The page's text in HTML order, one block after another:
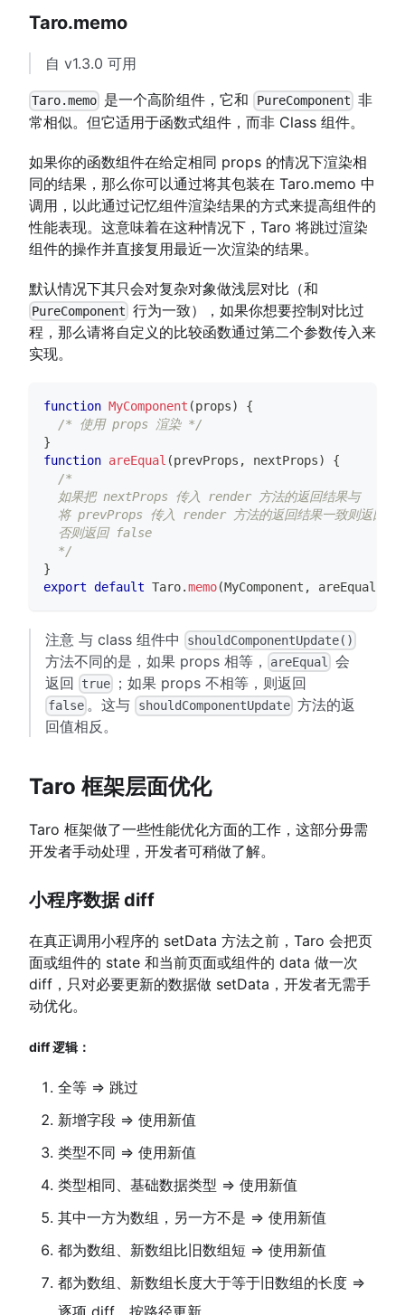
Taro.memo
自 v1.3.0 可用
Taro.memo 是一个高阶组件，它和 PureComponent 非
常相似。但它适用于函数式组件，而非 Class 组件。
如果你的函数组件在给定相同 props 的情况下渲染相
同的结果，那么你可以通过将其包装在 Taro.memo 中
调用，以此通过记忆组件渲染结果的方式来提高组件的
性能表现。这意味着在这种情况下，Taro 将跳过渲染
组件的操作并直接复用最近一次渲染的结果。
默认情况下其只会对复杂对象做浅层对比（和
PureComponent 行为一致），如果你想要控制对比过
程，那么请将自定义的比较函数通过第二个参数传入来
实现。
function MyComponent (props)
{
/* 使用 props 渲染 */
}
function areEqual (prevProps , nextProps)
{
/*
  如果把 nextProps 传入 render 方法的返回结果与
将 prevProps 传入 render 方法的返回结果一致则返回
  否则返回 false
  */
}
export default Taro.memo(MyComponent , areEqual
注意 与 class 组件中 shouldComponentUpdate()
方法不同的是，如果 props 相等， areEqual
会
返回
true ；如果 props 不相等，则返回
false 。这与 shouldComponentUpdate方法的返
回值相反。
Taro 框架层面优化
Taro 框架做了一些性能优化方面的工作，这部分毋需
开发者手动处理，开发者可稍做了解。
小程序数据 diff
在真正调用小程序的 setData 方法之前，Taro 会把页
面或组件的 state 和当前页面或组件的 data 做一次
diff，只对必要更新的数据做 setData，开发者无需手
动优化。
diff 逻辑：
全等 => 跳过
新增字段 => 使用新值
类型不同 => 使用新值
类型相同、基础数据类型 => 使用新值
其中一方为数组，另一方不是 => 使用新值
都为数组、新数组比旧数组短 => 使用新值
都为数组、新数组长度大于等于旧数组的长度 =>